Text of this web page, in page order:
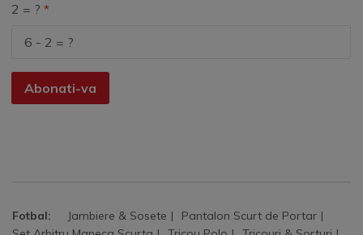
2 = ?
Abonati-va
Fotbal: Jambiere & Sosete
Pantalon Scurt de Portar